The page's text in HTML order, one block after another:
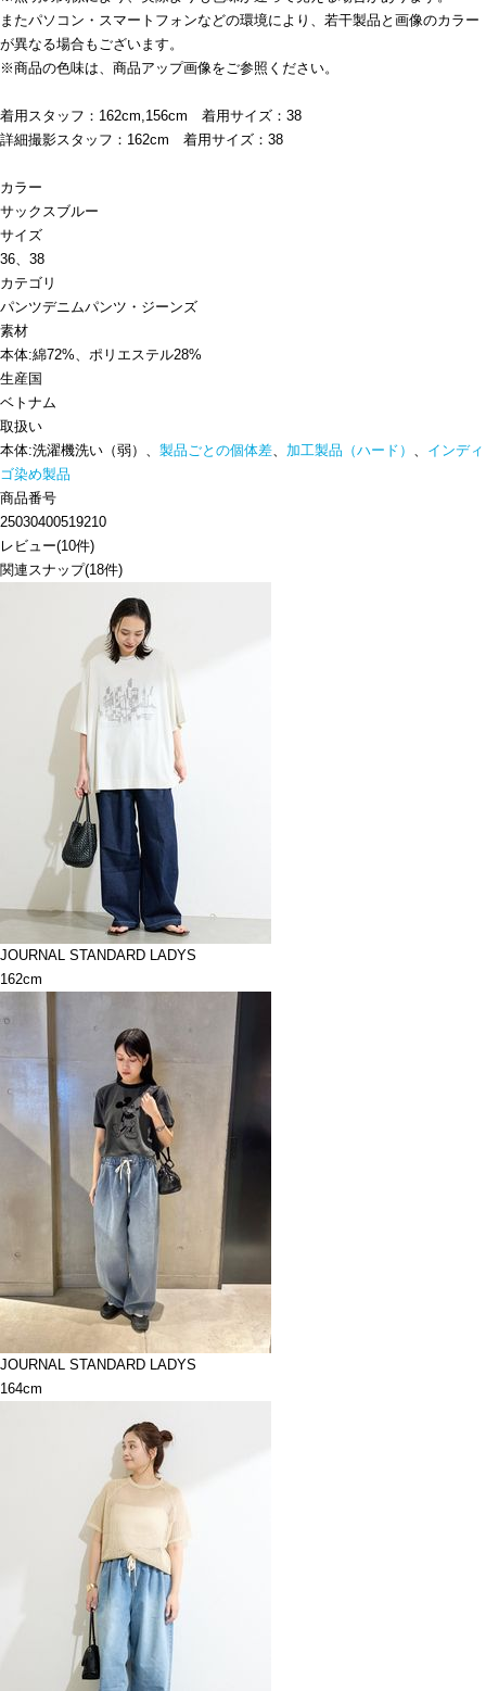
またパソコン・スマートフォンなどの環境により、若干製品と画像のカラー
が異なる場合もございます。
※商品の色味は、商品アップ画像をご参照ください。
着用スタッフ：162cm,156cm 着用サイズ：38
詳細撮影スタッフ：162cm 着用サイズ：38
カラー
サックスブルー
サイズ
36、38
カテゴリ
パンツデニムパンツ・ジーンズ
素材
本体:綿72%、ポリエステル28%
生産国
ベトナム
取扱い
本体:洗濯機洗い（弱）、 製品ごとの個体差、 加工製品（ハード） 、 インディ
ゴ染め製品
商品番号
25030400519210
レビュー(10件)
関連スナップ(18件)
JOURNAL STANDARD LADYS
162cm
JOURNAL STANDARD LADYS
164cm